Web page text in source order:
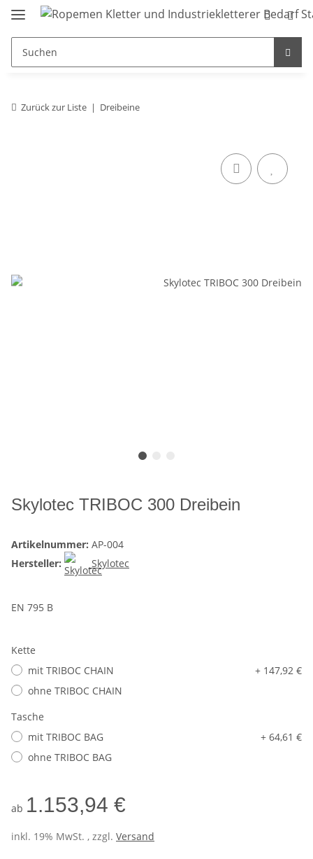
Zurück zur Liste Dreibeine
Skylotec TRIBOC 300 Dreibein
Artikelnummer: AP-004
Hersteller:
Skylotec
EN 795 B
Kette
mit TRIBOC CHAIN
+ 147,92 €
ohne TRIBOC CHAIN
Tasche
mit TRIBOC BAG
+ 64,61 €
ohne TRIBOC BAG
ab 1.153,94 €
inkl. 19% MwSt. , zzgl. Versand